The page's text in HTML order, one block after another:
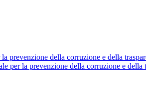
prevenzione della corruzione e della
per la prevenzione della corruzione e della